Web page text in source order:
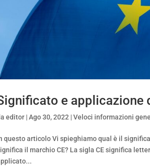
e applicazione
editor |Ago 30, 2022 |Veloci informazioni
questo articolo Vi spieghiamo qual è il
il marchio CE? La sigla CE significa